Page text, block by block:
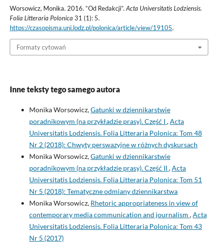
Worsowicz, Monika. 2016. “Od Redakcji”. Acta Universitatis Lodziensis.
Folia Litteraria Polonica 31 (1): 5.
https://czasopisma.uni.lodz.pl/polonica/article/view/19105.
Formaty cytowań
Inne teksty tego samego autora
Monika Worsowicz,Gatunki w dziennikarstwie
poradnikowym (na przykładzie prasy). Część I ,Acta
Universitatis Lodziensis. Folia Litteraria Polonica: Tom 48
Nr 2 (2018): Chwyty perswazyjne w różnych dyskursach
Monika Worsowicz,Gatunki w dziennikarstwie
poradnikowym (na przykładzie prasy). Część II ,Acta
Universitatis Lodziensis. Folia Litteraria Polonica: Tom 51
Nr 5 (2018): Tematyczne odmiany dziennikarstwa
Monika Worsowicz, Rhetoric appropriateness in view of
contemporary media communication and journalism ,Acta
Universitatis Lodziensis. Folia Litteraria Polonica: Tom 43
Nr 5 (2017)